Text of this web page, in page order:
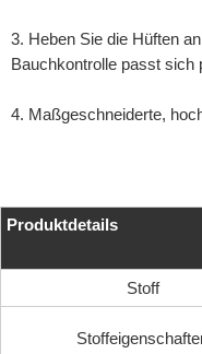
3. Heben Sie die Hüften
Bauchkontrolle passt sich
4. Maßgeschneiderte,
Produktdetails
Stoff